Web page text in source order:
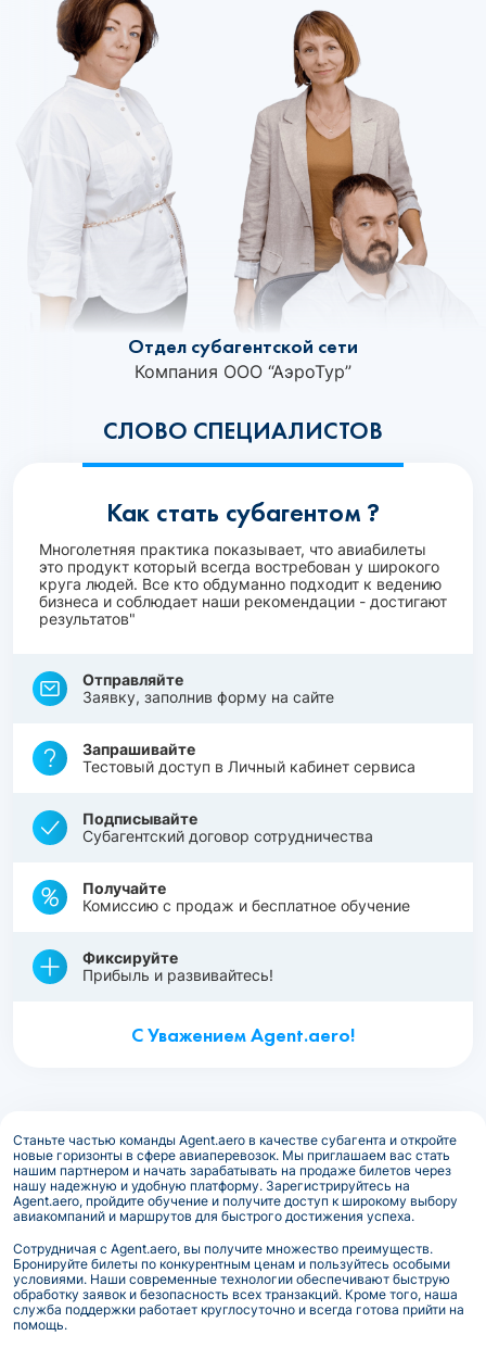
СЛОВО СПЕЦИАЛИСТОВ
Отдел субагентской сети
Компания ООО “АэроТур”
Как стать субагентом ?
Многолетняя практика показывает, что авиабилеты
это продукт который всегда востребован у широкого
круга людей. Все кто обдуманно подходит к ведению
бизнеса и соблюдает наши рекомендации - достигают
результатов"
Отправляйте
Заявку, заполнив форму на сайте
Запрашивайте
Тестовый доступ в Личный кабинет сервиса
Подписывайте
Субагентский договор сотрудничества
Получайте
Комиссию с продаж и бесплатное обучение
Фиксируйте
Прибыль и развивайтесь!
С Уважением Agent.aero!
Станьте частью команды Agent.aero в качестве субагента и откройте
новые горизонты в сфере авиаперевозок. Мы приглашаем вас стать
нашим партнером и начать зарабатывать на продаже билетов через
нашу надежную и удобную платформу. Зарегистрируйтесь на
Agent.aero, пройдите обучение и получите доступ к широкому выбору
авиакомпаний и маршрутов для быстрого достижения успеха.
Сотрудничая с Agent.aero, вы получите множество преимуществ.
Бронируйте билеты по конкурентным ценам и пользуйтесь особыми
условиями. Наши современные технологии обеспечивают быструю
обработку заявок и безопасность всех транзакций. Кроме того, наша
служба поддержки работает круглосуточно и всегда готова прийти на
помощь.